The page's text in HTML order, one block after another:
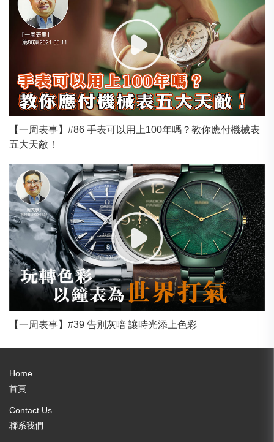
【一周表事】#86 手表可以用上100年嗎？教你應付機械表
五大天敵！
【一周表事】#39 告別灰暗 讓時光添上色彩
Home
首頁
Contact Us
聯系我們